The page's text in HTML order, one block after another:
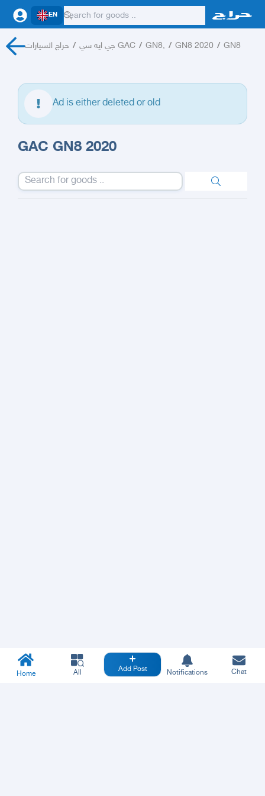
EN
حراج السيارات / جي ايه سي GAC / GN8, / GN8 2020 / GN8
Ad is either deleted or old
GAC GN8 2020
Home All Add Post Notifications Chat